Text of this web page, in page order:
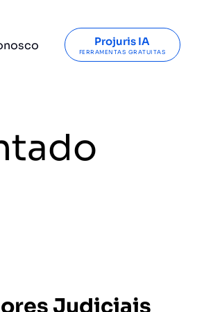
Projuris IA
FERRAMENTAS GRATUITAS
Judiciais